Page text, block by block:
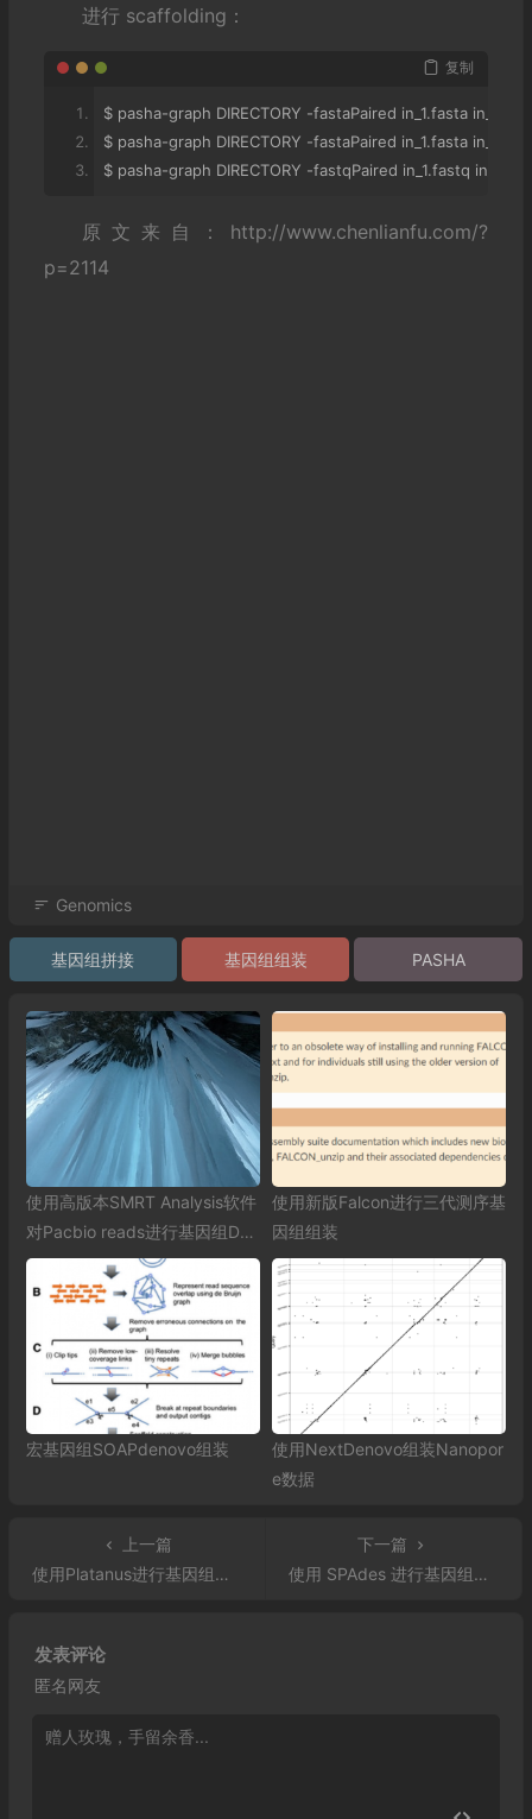
进行 scaffolding：
复制
$ pasha-graph DIRECTORY -fastaPaired in_1.fasta in_2
$ pasha-graph DIRECTORY -fastaPaired in_1.fasta in_2
$ pasha-graph DIRECTORY -fastqPaired in_1.fastq in_2
原文来自：http://www.chenlianfu.com/?
p=2114
Genomics
基因组拼接 基因组组装 PASHA
使用高版本SMRT Analysis软件
对Pacbio reads进行基因组De
novo组装
使用新版Falcon进行三代测序基
因组组装
宏基因组SOAPdenovo组装
使用NextDenovo组装Nanopor
e数据
上一篇
使用Platanus进行基因组组装
下一篇
使用 SPAdes 进行基因组组装
发表评论
匿名网友